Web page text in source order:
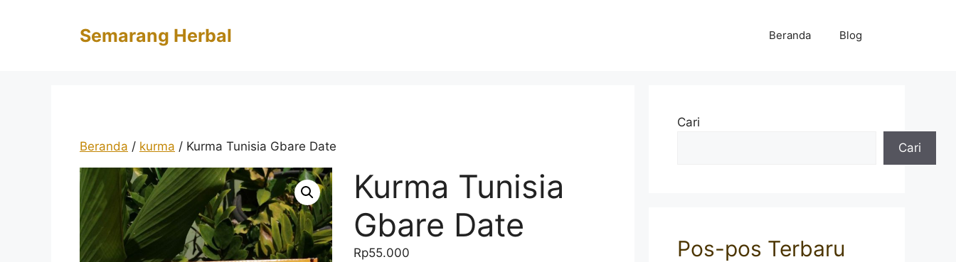
Semarang Herbal Beranda Blog
Beranda / kurma / Kurma Tunisia Gbare Date
Kurma Tunisia
Gbare Date
Rp55.000
Cari
Cari
Pos-pos Terbaru